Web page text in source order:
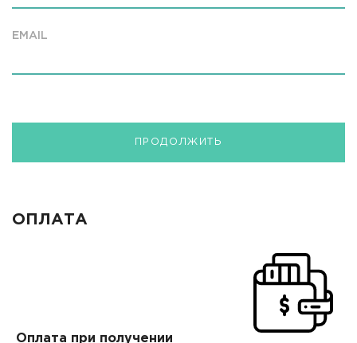
EMAIL
ПРОДОЛЖИТЬ
ОПЛАТА
Оплата при получении